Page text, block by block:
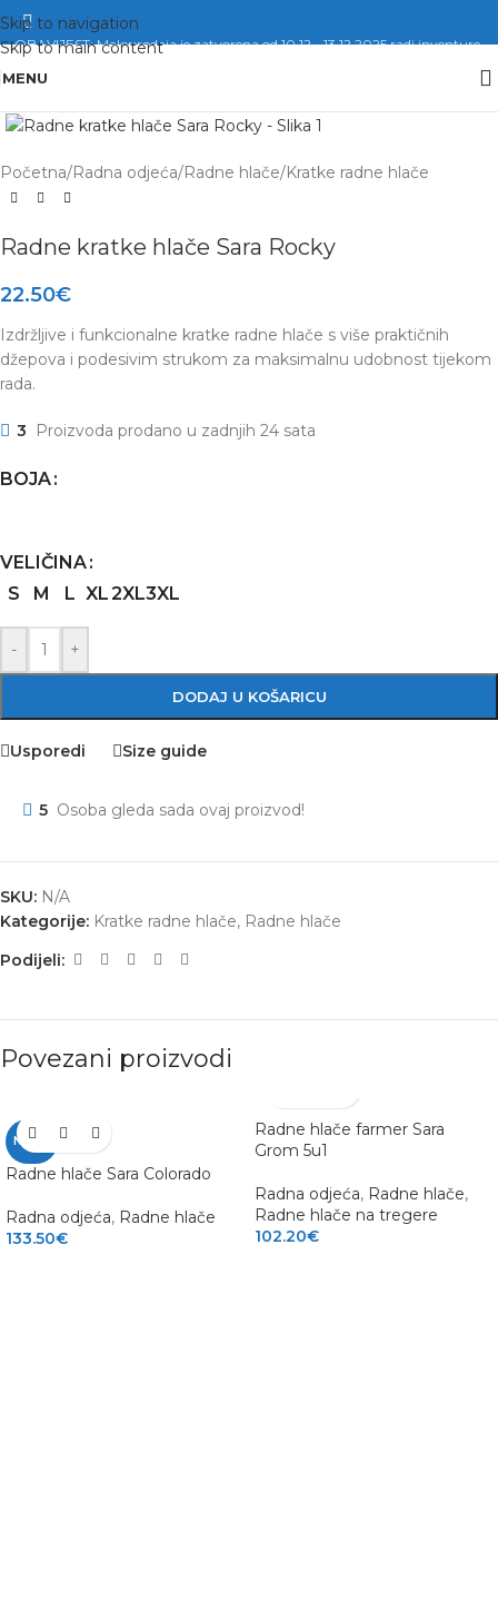
Skip to navigation
Skip to main content
OBAVIJEST: Maloprodaja je zatvorena od 10.12. -13.12.2025 radi inventure.
MENU
Početna/Radna odjeća/Radne hlače/Kratke radne hlače
Radne kratke hlače Sara Rocky
22.50€
Izdržljive i funkcionalne kratke radne hlače s više praktičnih
džepova i podesivim strukom za maksimalnu udobnost tijekom
rada.
3 Proizvoda prodano u zadnjih 24 sata
BOJA
VELIČINA
S
M L XL2XL3XL
- +
DODAJ U KOŠARICU
Usporedi Size guide
5 Osoba gleda sada ovaj proizvod!
SKU: N/A
Kategorije: Kratke radne hlače, Radne hlače
Podijeli:
Povezani proizvodi
NOVO
Radne hlače Sara Colorado
Radna odjeća, Radne hlače
133.50€
Radne hlače farmer Sara
Grom 5u1
Radna odjeća, Radne hlače,
Radne hlače na tregere
102.20€